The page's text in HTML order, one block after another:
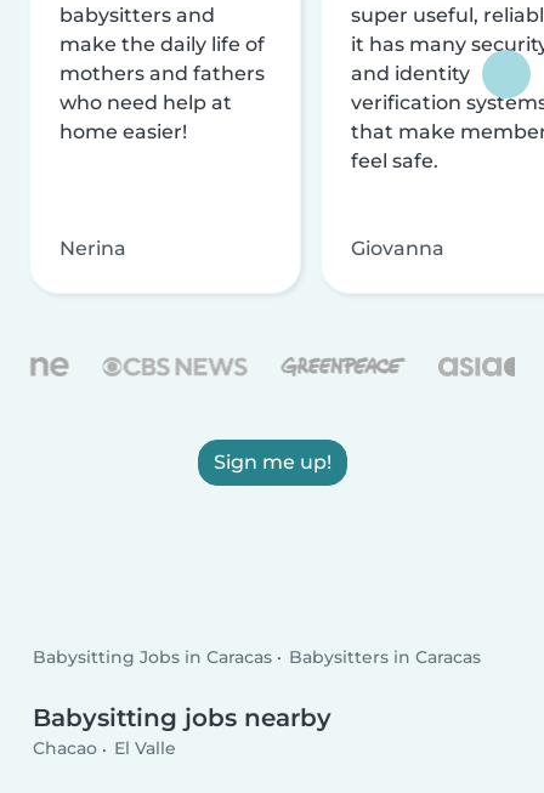
babysitters and
make the daily life of
mothers and fathers
who need help at
home easier!
Nerina
super useful,
it has many
and identity
verification
that make
feel safe.
Giovanna
Sign me up!
Babysitting Jobs in Caracas Babysitters in Caracas
Babysitting jobs nearby
Chacao El Valle